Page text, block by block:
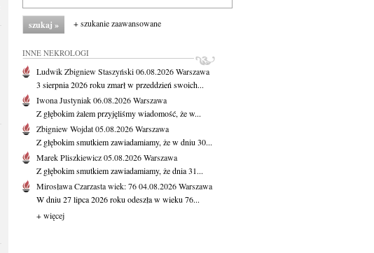
+ szukanie zaawansowane
INNE NEKROLOGI
Ludwik Zbigniew Staszyński06.08.2026Warszawa
3 sierpnia 2026 roku zmarł w przeddzień swoich...
Iwona Justyniak06.08.2026Warszawa
Z głębokim żalem przyjęliśmy wiadomość, że w...
Zbigniew Wojdat05.08.2026Warszawa
Z głębokim smutkiem zawiadamiamy, że w dniu 30...
Marek Pliszkiewicz05.08.2026Warszawa
Z głębokim smutkiem zawiadamiamy, że dnia 31...
Mirosława Czarzastawiek: 7604.08.2026Warszawa
W dniu 27 lipca 2026 roku odeszła w wieku 76...
+ więcej